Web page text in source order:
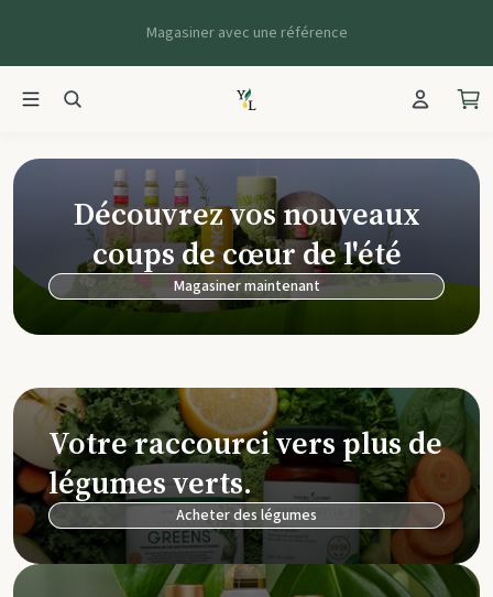
Magasiner avec une référence
Young Living
Découvrez vos nouveaux
coups de cœur de l'été
Magasiner maintenant
Votre raccourci vers plus de
légumes verts.
Acheter des légumes